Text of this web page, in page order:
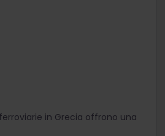
in Grecia offrono una